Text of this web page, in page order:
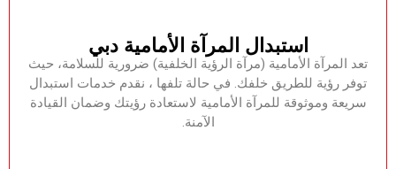
‏استبدال المرآة الأمامية دبي‏
‏تعد المرآة الأمامية (مرآة الرؤية الخلفية) ضرورية للسلامة، حيث
توفر رؤية للطريق خلفك.‏ ‏في حالة تلفها ، نقدم خدمات استبدال
سريعة وموثوقة للمرآة الأمامية لاستعادة رؤيتك وضمان القيادة
الآمنة.‏